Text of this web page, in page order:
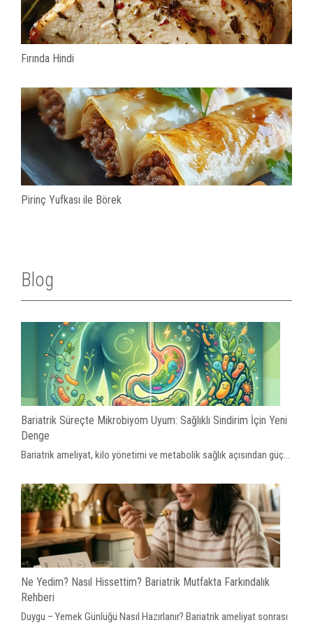
Fırında Hindi
Pirinç Yufkası ile Börek
Blog
Bariatrik Süreçte Mikrobiyom Uyum: Sağlıklı Sindirim İçin Yeni
Denge
Bariatrik ameliyat, kilo yönetimi ve metabolik sağlık açısından güç...
Ne Yedim? Nasıl Hissettim? Bariatrik Mutfakta Farkındalık
Rehberi
Duygu – Yemek Günlüğü Nasıl Hazırlanır? Bariatrik ameliyat sonrası